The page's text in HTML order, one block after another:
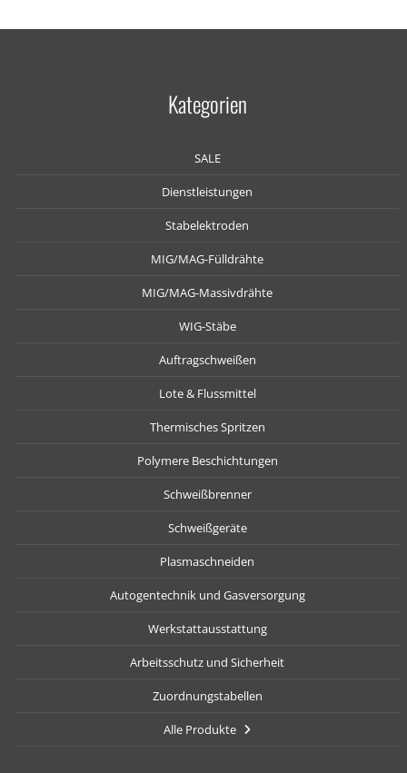
Kategorien
SALE
Dienstleistungen
Stabelektroden
MIG/MAG-Fülldrähte
MIG/MAG-Massivdrähte
WIG-Stäbe
Auftragschweißen
Lote & Flussmittel
Thermisches Spritzen
Polymere Beschichtungen
Schweißbrenner
Schweißgeräte
Plasmaschneiden
Autogentechnik und Gasversorgung
Werkstattausstattung
Arbeitsschutz und Sicherheit
Zuordnungstabellen
Alle Produkte